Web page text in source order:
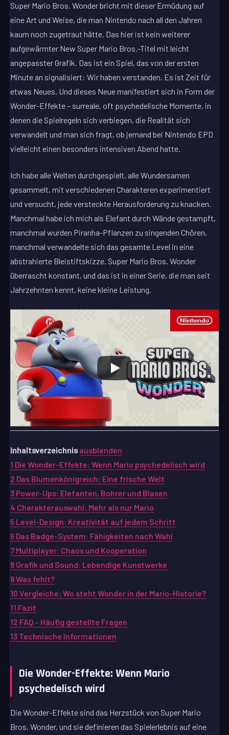
Super Mario Bros. Wonder bricht mit dieser Ermüdung auf
eine Art und Weise, die man Nintendo nach all den Jahren
kaum noch zugetraut hätte. Das hier ist kein weiterer
aufgewärmter New Super Mario Bros.-Titel mit leicht
angepasster Grafik. Das ist ein Spiel, das von der ersten
Minute an signalisiert: Wir haben verstanden. Es ist Zeit für
etwas Neues. Und dieses Neue manifestiert sich in Form der
Wonder-Effekte – surreale, oft psychedelische Momente, in
denen die Spielregeln sich verbiegen, die Realität sich
verwandelt und man sich fragt, ob jemand bei Nintendo EPD
vielleicht einen besonders intensiven Abend hatte.
Ich habe alle Welten durchgespielt, alle Wundersamen
gesammelt, mit verschiedenen Charakteren experimentiert
und versucht, jede versteckte Herausforderung zu knacken.
Manchmal habe ich mich als Elefant durch Wände gestampft,
manchmal wurden Piranha-Pflanzen zu singenden Chören,
manchmal verwandelte sich das gesamte Level in eine
abstrahierte Bleistiftskizze. Super Mario Bros. Wonder
überrascht konstant, und das ist in einer Serie, die man seit
Jahrzehnten kennt, keine kleine Leistung.
Inhaltsverzeichnis ausblenden
1 Die Wonder-Effekte: Wenn Mario psychedelisch wird
2 Das Blumenkönigreich: Eine frische Welt
3 Power-Ups: Elefanten, Bohrer und Blasen
4 Charakterauswahl: Mehr als nur Mario
5 Level-Design: Kreativität auf jedem Schritt
6 Das Badge-System: Fähigkeiten nach Wahl
7 Multiplayer: Chaos und Kooperation
8 Grafik und Sound: Lebendige Kunstwerke
9Was fehlt?
10 Vergleiche: Wo steht Wonder in der Mario-Historie?
11 Fazit
12 FAQ – Häufig gestellte Fragen
13 Technische Informationen
Die Wonder-Effekte: Wenn Mario
psychedelisch wird
Die Wonder-Effekte sind das Herzstück von Super Mario
Bros. Wonder, und sie definieren das Spielerlebnis auf eine